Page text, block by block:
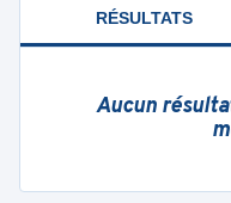
RÉSULTATS
Aucun